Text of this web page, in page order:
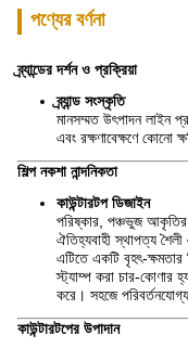
পণ্যের বর্ণনা
ব্র্যান্ডের দর্শন ও প্রক্রিয়া
ব্র্যান্ড সংস্কৃতি
মানসম্মত উৎপাদন লাইন
এবং রক্ষণাবেক্ষণে কোনো
শিল্প নকশা নান্দনিকতা
কাউন্টারটপ ডিজাইন
পরিষ্কার, পঞ্চভুজ আকৃতির
ঐতিহ্যবাহী স্থাপত্য
এটিতে একটি বৃহৎ-
স্ট্যাম্প করা চার-কোণার
করে। সহজে
কাউন্টারটপের উপাদান